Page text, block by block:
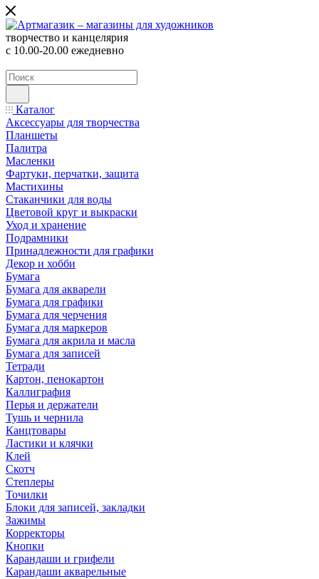
творчество и канцелярия
с 10.00-20.00 ежедневно
Каталог
Аксессуары для творчества
Планшеты
Палитра
Масленки
Фартуки, перчатки, защита
Мастихины
Стаканчики для воды
Цветовой круг и выкраски
Уход и хранение
Подрамники
Принадлежности для графики
Декор и хобби
Бумага
Бумага для акварели
Бумага для графики
Бумага для черчения
Бумага для маркеров
Бумага для акрила и масла
Бумага для записей
Тетради
Картон, пенокартон
Каллиграфия
Перья и держатели
Тушь и чернила
Канцтовары
Ластики и клячки
Клей
Скотч
Степлеры
Точилки
Блоки для записей, закладки
Зажимы
Корректоры
Кнопки
Карандаши и грифели
Карандаши акварельные